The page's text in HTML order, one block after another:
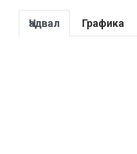
Ҷадвал Графика